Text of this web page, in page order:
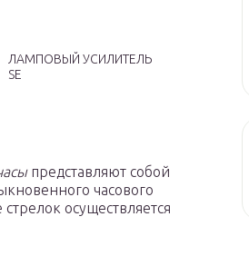
ЛАМПОВЫЙ УСИЛИТЕЛЬ
SE
представляют собой
часового
осуществляется